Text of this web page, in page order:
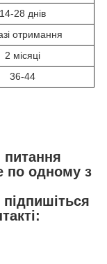
14-28 днів
отримання
2 місяці
36-44
питання
по одному з